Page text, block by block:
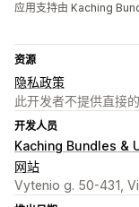
应用支持由 Kaching
资源
隐私政策
此开发者不提供直接
开发人员
Kaching Bundles &
网站
Vytenio g. 50-431,